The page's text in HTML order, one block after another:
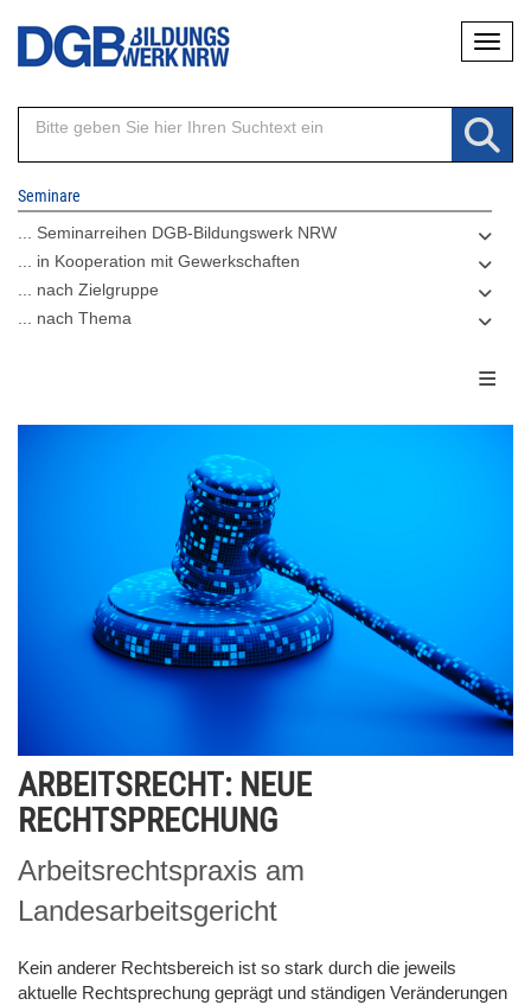
Direkt
Inhalt
Seminare
... Seminarreihen DGB-Bildungswerk NRW
... in Kooperation mit Gewerkschaften
... nach Zielgruppe
... nach Thema
ARBEITSRECHT: NEUE
RECHTSPRECHUNG
Arbeitsrechtspraxis am
Landesarbeitsgericht
Kein anderer Rechtsbereich ist so stark durch die jeweils
aktuelle Rechtsprechung geprägt und ständigen Veränderungen